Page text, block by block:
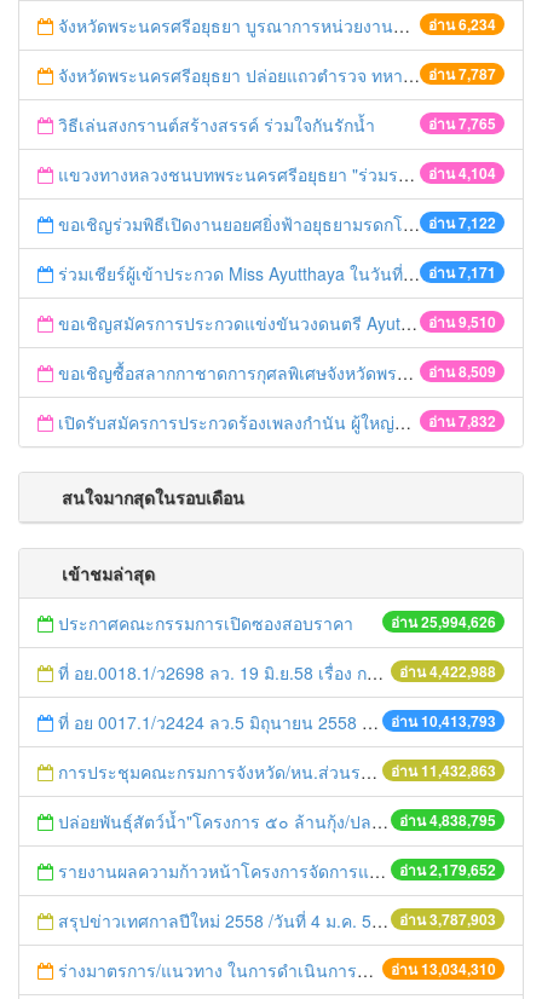
อ่าน 6,234
จังหวัดพระนครศรีอยุธยา บูรณาการหน่วยงานที่เกี่ยวข้อง ลงพื้นที่จัดระเบียบและดำเนินมาตรการตามบทลงโทษสูงสุดกับผู้ประกอบการร้านค้าที่ยังฝ่าฝืนตั้งร้านค้ารุกล้ำเขตพื้นที่ทางหลวง เตรียมความปลอดภัยก่อนเทศกาลสงกรานต์
อ่าน 7,787
จังหวัดพระนครศรีอยุธยา ปล่อยแถวตำรวจ ทหาร ฝ่ายปกครอง กว่า 100 นาย ตรวจเข้มท่ารถสาธารณะ สถานีขนส่งรถโดยสาร วินรถตู้ และสถานีรถไฟ เตรียมรับมือเทศกาลสงกรานต์
อ่าน 7,765
วิธีเล่นสงกรานต์สร้างสรรค์ ร่วมใจกันรักน้ำ
อ่าน 4,104
แขวงทางหลวงชนบทพระนครศรีอยุธยา "ร่วมรณรงค์ ขับช้า เปิดไฟหน้า คาดเข็มขัด" เทศกาลสงกรานต์ ปี 2561
อ่าน 7,122
ขอเชิญร่วมพิธีเปิดงานยอยศยิ่งฟ้าอยุธยามรดกโลก
อ่าน 7,171
ร่วมเชียร์ผู้เข้าประกวด Miss Ayutthaya ในวันที่ 15 ธันวาคม 2560
อ่าน 9,510
ขอเชิญสมัครการประกวดแข่งขันวงดนตรี Ayutthaya battle of the bands
อ่าน 8,509
ขอเชิญซื้อสลากกาชาดการกุศลพิเศษจังหวัดพระนครศรีอยุธยา 2560
อ่าน 7,832
เปิดรับสมัครการประกวดร้องเพลงกำนัน ผู้ใหญ่บ้าน ฯลฯ
สนใจมากสุดในรอบเดือน
เข้าชมล่าสุด
อ่าน 25,994,626
ประกาศคณะกรรมการเปิดซองสอบราคา
อ่าน 4,422,988
ที่ อย.0018.1/ว2698 ลว. 19 มิ.ย.58 เรื่อง การแก้ไขปัญหาหนี้สินให้แก่เกษตรกร
อ่าน 10,413,793
ที่ อย 0017.1/ว2424 ลว.5 มิถุนายน 2558 เรื่อง แจ้งกำหนดตรวจประเมินและให้คะแนนหน่วยงานที่สมัครเข้าร่วมโครงการพัฒนาหน่วยงานต้นแบบในการจัดตั้งศูนย์ข้อมูลข่าวสารของราชการฯ ประจำปีงบประมาณ พ.ศ. 2558
อ่าน 11,432,863
การประชุมคณะกรมการจังหวัด/หน.ส่วนราชการประจำเดือน มิถุนายน 2558
อ่าน 4,838,795
ปล่อยพันธุ์สัตว์น้ำ"โครงการ ๕๐ ล้านกุ้ง/ปลา ฟื้นชีวิตใหม่ให้เจ้าพระยา
อ่าน 2,179,652
รายงานผลความก้าวหน้าโครงการจัดการแก้ไขปัญหาขยะ สัปดาห์ที่ 9/2558
อ่าน 3,787,903
สรุปข่าวเทศกาลปีใหม่ 2558 /วันที่ 4 ม.ค. 58
อ่าน 13,034,310
ร่างมาตรการ/แนวทาง ในการดำเนินการประกอบการตรวจราชการแบบบูรณาการ